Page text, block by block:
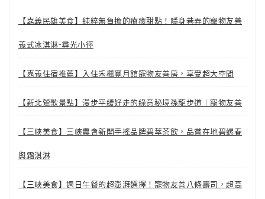
【嘉義民雄美食】純粹無負擔的療癒甜點！隱身巷弄的寵物友善
義式冰淇淋-尋光小徑
【嘉義住宿推薦】入住禾楓覓月館寵物友善房，享受超大空間
【新北鶯歌景點】漫步平緩好走的綠意秘境孫龍步道｜寵物友善
【三峽美食】三峽農會新開手搖品牌碧萃茶飲，品嘗在地碧螺春
與霜淇淋
【三峽美食】週日午餐的超澎湃選擇！寵物友善八條壽司，超高